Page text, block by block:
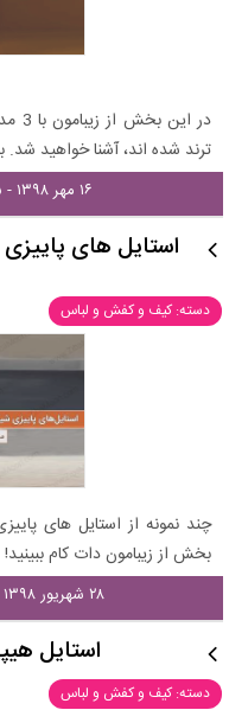
ترند شده اند، آشنا خواهید شد.
۱۶ مهر ۱۳۹۸ - ۱۶:۱۵
دسته: کیف و کفش و لباس
چند نمونه از استایل های
بخش از زیبامون دات کام ببینید!
۲۸ شهریور ۱۳۹۸ - ۱۱:۵۶
استایل
دسته: کیف و کفش و لباس